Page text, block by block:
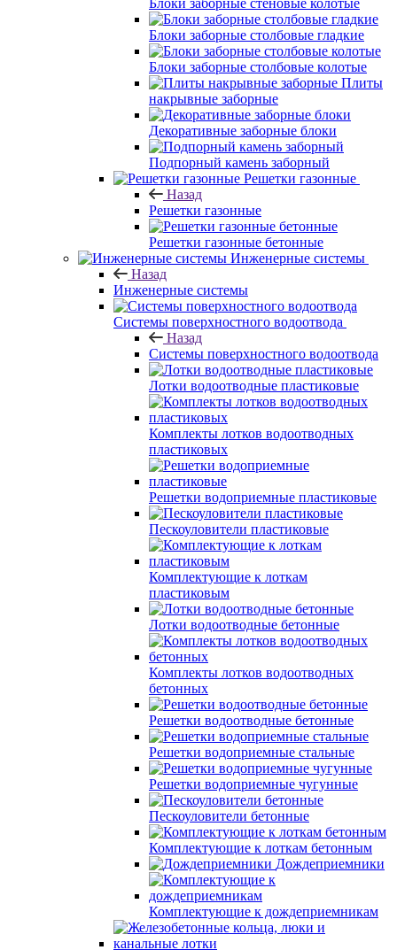
Блоки заборные стеновые колотые
Блоки заборные столбовые гладкие
Блоки заборные столбовые колотые
Плиты
накрывные заборные
Декоративные заборные блоки
Подпорный камень заборный
Решетки газонные
Назад
Решетки газонные
Решетки газонные бетонные
Инженерные системы
Назад
Инженерные системы
Системы поверхностного водоотвода
Назад
Системы поверхностного водоотвода
Лотки водоотводные пластиковые
Комплекты лотков водоотводных
пластиковых
Решетки водоприемные пластиковые
Пескоуловители пластиковые
Комплектующие к лоткам
пластиковым
Лотки водоотводные бетонные
Комплекты лотков водоотводных
бетонных
Решетки водоотводные бетонные
Решетки водоприемные стальные
Решетки водоприемные чугунные
Пескоуловители бетонные
Комплектующие к лоткам бетонным
Дождеприемники
Комплектующие к дождеприемникам